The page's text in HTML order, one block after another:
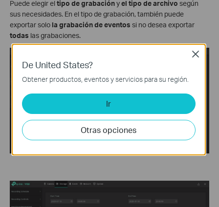
Puede elegir el tipo de grabaciónyel tipo de archivo según
sus necesidades. En el tipo de grabación, también puede
exportar solo la grabación de eventos si no desea exportar
todas las grabaciones.
De United States?
Obtener productos, eventos y servicios para su región.
Ir
Otras opciones
Close